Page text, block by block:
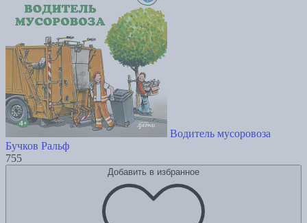
Водитель мусоровоза
Бучков Ральф
755
Добавить в избранное